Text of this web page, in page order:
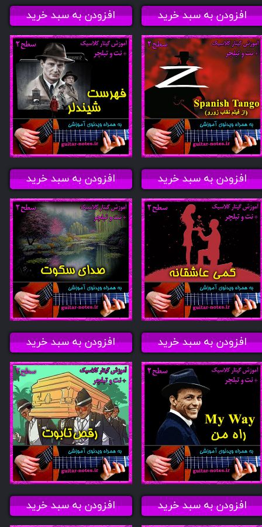
افزودن به سبد خرید افزودن به سبد خرید
افزودن به سبد خرید افزودن به سبد خرید
افزودن به سبد خرید افزودن به سبد خرید
افزودن به سبد خرید افزودن به سبد خرید